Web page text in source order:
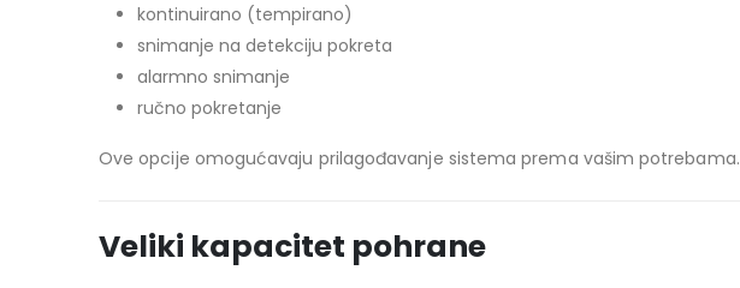
kontinuirano (tempirano)
snimanje na detekciju pokreta
alarmno snimanje
ručno pokretanje
Ove opcije omogućavaju prilagođavanje sistema prema vašim potrebama.
Veliki kapacitet pohrane